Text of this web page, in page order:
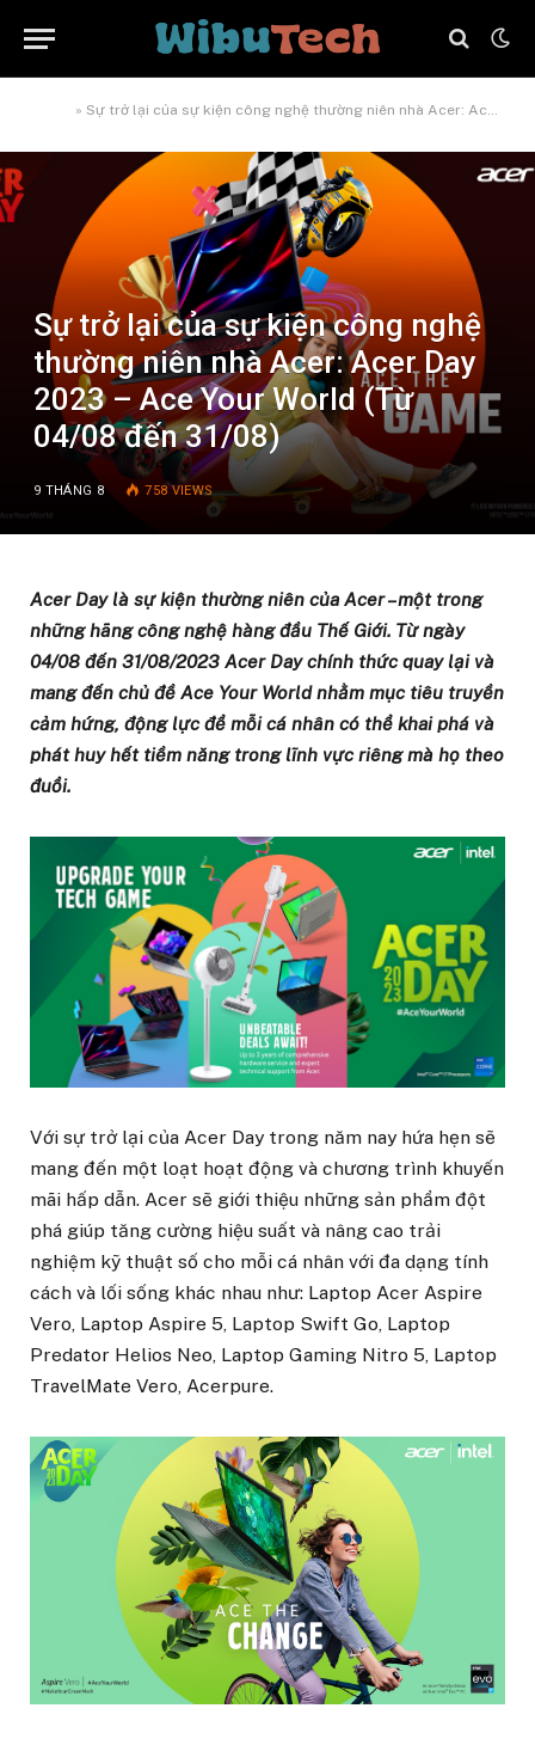
» Sự trở lại của sự kiện công nghệ thường niên nhà Acer: Acer Day 2023 – Ace Your World (Từ 04/08 đến 31/08)
Sự trở lại của sự kiện công nghệ
thường niên nhà Acer: Acer Day
2023 – Ace Your World (Từ
04/08 đến 31/08)
9 THÁNG 8 758VIEWS
Acer Day là sự kiện thường niên của Acer – một trong
những hãng công nghệ hàng đầu Thế Giới. Từ ngày
04/08 đến 31/08/2023 Acer Day chính thức quay lại và
mang đến chủ đề Ace Your World nhằm mục tiêu truyền
cảm hứng, động lực để mỗi cá nhân có thể khai phá và
phát huy hết tiềm năng trong lĩnh vực riêng mà họ theo
đuổi.
Với sự trở lại của Acer Day trong năm nay hứa hẹn sẽ
mang đến một loạt hoạt động và chương trình khuyến
mãi hấp dẫn. Acer sẽ giới thiệu những sản phẩm đột
phá giúp tăng cường hiệu suất và nâng cao trải
nghiệm kỹ thuật số cho mỗi cá nhân với đa dạng tính
cách và lối sống khác nhau như: Laptop Acer Aspire
Vero, Laptop Aspire 5, Laptop Swift Go, Laptop
Predator Helios Neo, Laptop Gaming Nitro 5, Laptop
TravelMate Vero, Acerpure.